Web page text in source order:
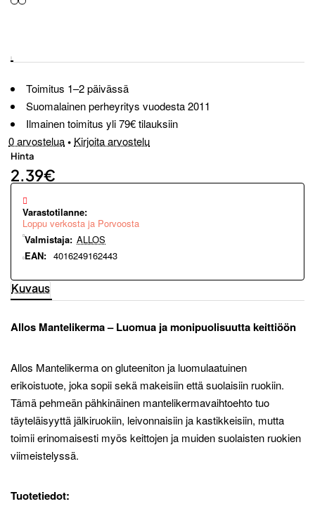
Toimitus 1–2 päivässä
Suomalainen perheyritys vuodesta 2011
Ilmainen toimitus yli 79€ tilauksiin
0 arvostelua• Kirjoita arvostelu
Hinta
2.39€
Varastotilanne:
Loppu verkosta ja Porvoosta
Valmistaja: ALLOS
EAN: 4016249162443
Kuvaus
Allos Mantelikerma – Luomua ja monipuolisuutta keittiöön
Allos Mantelikerma on gluteeniton ja luomulaatuinen
erikoistuote, joka sopii sekä makeisiin että suolaisiin ruokiin.
Tämä pehmeän pähkinäinen mantelikermavaihtoehto tuo
täyteläisyyttä jälkiruokiin, leivonnaisiin ja kastikkeisiin, mutta
toimii erinomaisesti myös keittojen ja muiden suolaisten ruokien
viimeistelyssä.
Tuotetiedot: